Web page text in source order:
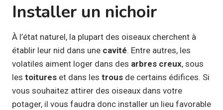
Installer un nichoir
À l’état naturel, la plupart des oiseaux cherchent à
établir leur nid dans une cavité. Entre autres, les
volatiles aiment loger dans des arbres creux, sous
les toitures et dans les trous de certains édifices. Si
vous souhaitez attirer des oiseaux dans votre
potager, il vous faudra donc installer un lieu favorable